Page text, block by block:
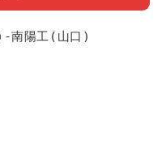
南陽工(山口)